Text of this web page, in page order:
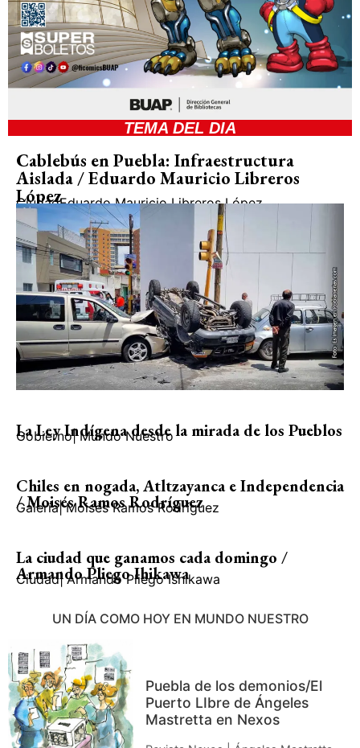
TEMA DEL DIA
Cablebús en Puebla: Infraestructura
Aislada / Eduardo Mauricio Libreros
López
CiudadEduardo Mauricio Libreros López
La Ley Indígena desde la mirada de los Pueblos
Gobierno| Mundo Nuestro
Chiles en nogada, Atltzayanca e Independencia
/ Moisés Ramos Rodríguez
Galería| Moisés Ramos Rodríguez
La ciudad que ganamos cada domingo /
Armando Pliego Ihikawa
Ciudad| Armando Pliego Ishikawa
UN DÍA COMO HOY EN MUNDO NUESTRO
Puebla de los demonios/El
Puerto LIbre de Ángeles
Mastretta en Nexos